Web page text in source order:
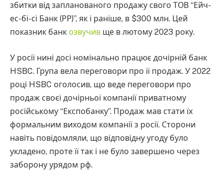
збитки від запланованого продажу свого ТОВ “Ейч-
ес-бі-сі Банк (РР)”, як і раніше, в $300 млн. Цей
показник банк озвучив ще в лютому 2023 року.
У росії нині досі номінально працює дочірній банк
HSBC. Група вела переговори про її продаж. У 2022
році HSBC оголосив, що веде переговори про
продаж своєї дочірньої компанії приватному
російському “Експобанку”. Продаж мав стати їх
формальним виходом компанії з росії. Сторони
навіть повідомляли, що відповідну угоду було
укладено, проте її так і не було завершено через
заборону урядом рф.